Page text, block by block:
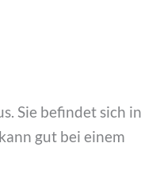
Sie befindet sich in
gut bei einem